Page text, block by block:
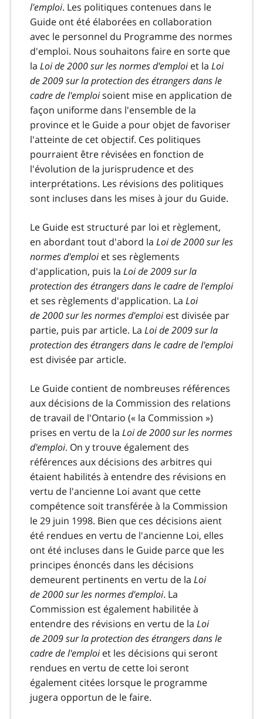
l'emploi. Les politiques contenues dans le
Guide ont été élaborées en collaboration
avec le personnel du Programme des normes
d'emploi. Nous souhaitons faire en sorte que
la Loi de 2000 sur les normes d'emploiet la Loi
de 2009 sur la protection des étrangers dans le
cadre de l'emploisoient mise en application de
façon uniforme dans l'ensemble de la
province et le Guide a pour objet de favoriser
l'atteinte de cet objectif. Ces politiques
pourraient être révisées en fonction de
l'évolution de la jurisprudence et des
interprétations. Les révisions des politiques
sont incluses dans les mises à jour du Guide.
Le Guide est structuré par loi et règlement,
en abordant tout d'abord la Loi de 2000 sur les
normes d'emploiet ses règlements
d'application, puis la Loi de 2009 sur la
protection des étrangers dans le cadre de l'emploi
et ses règlements d'application. La Loi
de 2000 sur les normes d'emploiest divisée par
partie, puis par article. La Loi de 2009 sur la
protection des étrangers dans le cadre de l'emploi
est divisée par article.
Le Guide contient de nombreuses références
aux décisions de la Commission des relations
de travail de l'Ontario (« la Commission »)
prises en vertu de la Loi de 2000 sur les normes
d'emploi. On y trouve également des
références aux décisions des arbitres qui
étaient habilités à entendre des révisions en
vertu de l'ancienne Loi avant que cette
compétence soit transférée à la Commission
le 29 juin 1998. Bien que ces décisions aient
été rendues en vertu de l'ancienne Loi, elles
ont été incluses dans le Guide parce que les
principes énoncés dans les décisions
demeurent pertinents en vertu de la Loi
de 2000 sur les normes d'emploi. La
Commission est également habilitée à
entendre des révisions en vertu de la Loi
de 2009 sur la protection des étrangers dans le
cadre de l'emploiet les décisions qui seront
rendues en vertu de cette loi seront
également citées lorsque le programme
jugera opportun de le faire.